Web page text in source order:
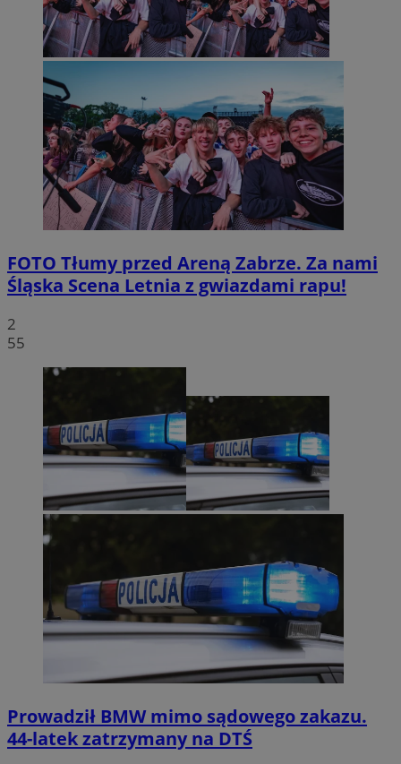
FOTO Tłumy przed Areną Zabrze. Za nami
Śląska Scena Letnia z gwiazdami rapu!
2
55
Prowadził BMW mimo sądowego zakazu.
44-latek zatrzymany na DTŚ